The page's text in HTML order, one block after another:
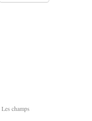
Les champs